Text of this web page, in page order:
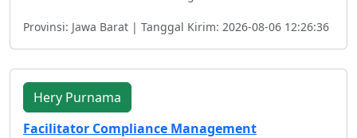
Provinsi: Jawa Barat | Tanggal Kirim: 2026-08-06 12:26:36
Hery Purnama
Facilitator Compliance Management